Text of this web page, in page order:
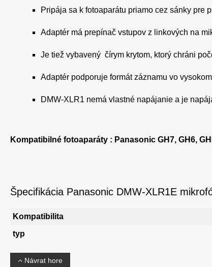
Pripája sa k fotoaparátu priamo cez sánky pre
Adaptér má prepínač vstupov z linkových na
Je tiež vybavený čírym krytom, ktorý chráni
Adaptér podporuje formát záznamu vo
DMW-XLR1 nemá vlastné napájanie a je
Kompatibilné fotoaparáty : Panasonic GH7, GH6,
Špecifikácia Panasonic DMW-XLR1E
Kompatibilita
typ
Návrat hore